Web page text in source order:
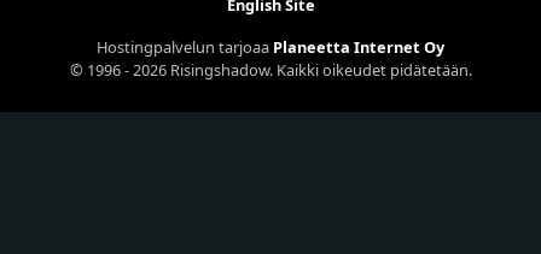
English Site
Hostingpalvelun tarjoaa Planeetta Internet Oy
© 1996 - 2026 Risingshadow. Kaikki oikeudet pidätetään.